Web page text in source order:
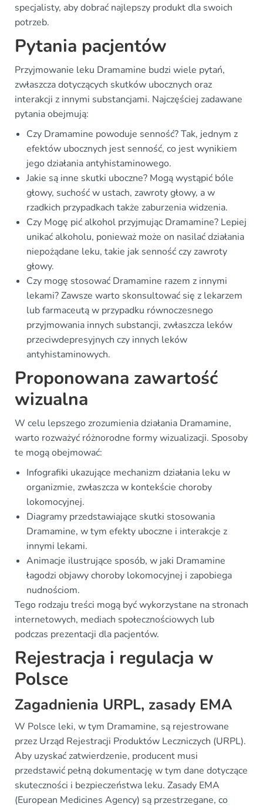
specjalisty, aby dobrać najlepszy produkt dla swoich
potrzeb.
Pytania pacjentów
Przyjmowanie leku Dramamine budzi wiele pytań,
zwłaszcza dotyczących skutków ubocznych oraz
interakcji z innymi substancjami. Najczęściej zadawane
pytania obejmują:
Czy Dramamine powoduje senność? Tak, jednym z
efektów ubocznych jest senność, co jest wynikiem
jego działania antyhistaminowego.
Jakie są inne skutki uboczne? Mogą wystąpić bóle
głowy, suchość w ustach, zawroty głowy, a w
rzadkich przypadkach także zaburzenia widzenia.
Czy Mogę pić alkohol przyjmując Dramamine? Lepiej
unikać alkoholu, ponieważ może on nasilać działania
niepożądane leku, takie jak senność czy zawroty
głowy.
Czy mogę stosować Dramamine razem z innymi
lekami? Zawsze warto skonsultować się z lekarzem
lub farmaceutą w przypadku równoczesnego
przyjmowania innych substancji, zwłaszcza leków
przeciwdepresyjnych czy innych leków
antyhistaminowych.
Proponowana zawartość
wizualna
W celu lepszego zrozumienia działania Dramamine,
warto rozważyć różnorodne formy wizualizacji. Sposoby
te mogą obejmować:
Infografiki ukazujące mechanizm działania leku w
organizmie, zwłaszcza w kontekście choroby
lokomocyjnej.
Diagramy przedstawiające skutki stosowania
Dramamine, w tym efekty uboczne i interakcje z
innymi lekami.
Animacje ilustrujące sposób, w jaki Dramamine
łagodzi objawy choroby lokomocyjnej i zapobiega
nudnościom.
Tego rodzaju treści mogą być wykorzystane na stronach
internetowych, mediach społecznościowych lub
podczas prezentacji dla pacjentów.
Rejestracja i regulacja w
Polsce
Zagadnienia URPL, zasady EMA
W Polsce leki, w tym Dramamine, są rejestrowane
przez Urząd Rejestracji Produktów Leczniczych (URPL).
Aby uzyskać zatwierdzenie, producent musi
przedstawić pełną dokumentację w tym dane dotyczące
skuteczności i bezpieczeństwa leku. Zasady EMA
(European Medicines Agency) są przestrzegane, co